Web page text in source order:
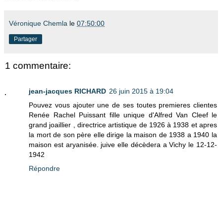
Véronique Chemla le 07:50:00
Partager
1 commentaire:
jean-jacques RICHARD 26 juin 2015 à 19:04
Pouvez vous ajouter une de ses toutes premieres clientes
Renée Rachel Puissant fille unique d'Alfred Van Cleef le
grand joaillier , directrice artistique de 1926 à 1938 et apres
la mort de son père elle dirige la maison de 1938 a 1940 la
maison est aryanisée. juive elle décèdera a Vichy le 12-12-
1942
Répondre